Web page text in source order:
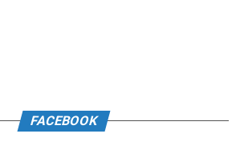
FACEBOOK